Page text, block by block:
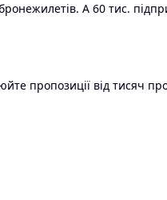
А 60 тис.
пропозиції від тисяч